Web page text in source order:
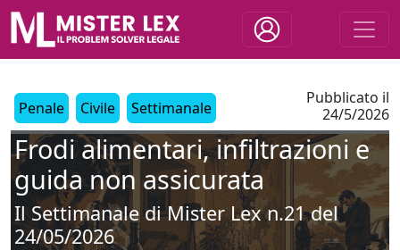
Penale Civile Settimanale
Pubblicato il
24/5/2026
Frodi alimentari, infiltrazioni e
guida non assicurata
Il Settimanale di Mister Lex n.21 del
24/05/2026